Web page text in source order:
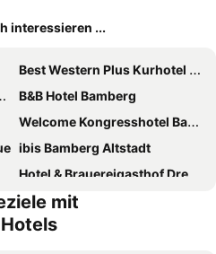
interessieren ...
Best Western Plus Kurhotel an der Obermaintherme
B&B Hotel Bamberg
Welcome Kongresshotel Bamberg
ibis Bamberg Altstadt
Hotel & Brauereigasthof Drei Kronen
Bamberg Inn
Hotel Europa
mit